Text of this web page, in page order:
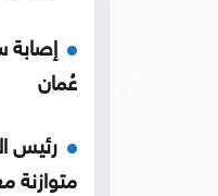
إصابة
عُمان
رئيس
متوازنة